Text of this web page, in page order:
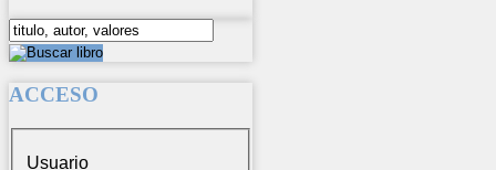
ACCESO
Usuario